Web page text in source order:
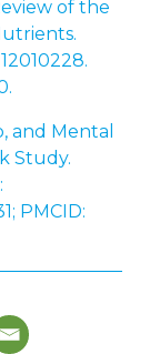
of the
and Mental
Study.
PMCID: